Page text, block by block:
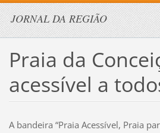
JORNAL DA REGIÃO
Praia da
acessível a
A bandeira “Praia Acessível, Praia